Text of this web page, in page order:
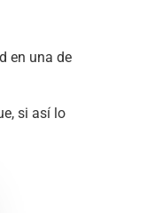
en una de
si así lo